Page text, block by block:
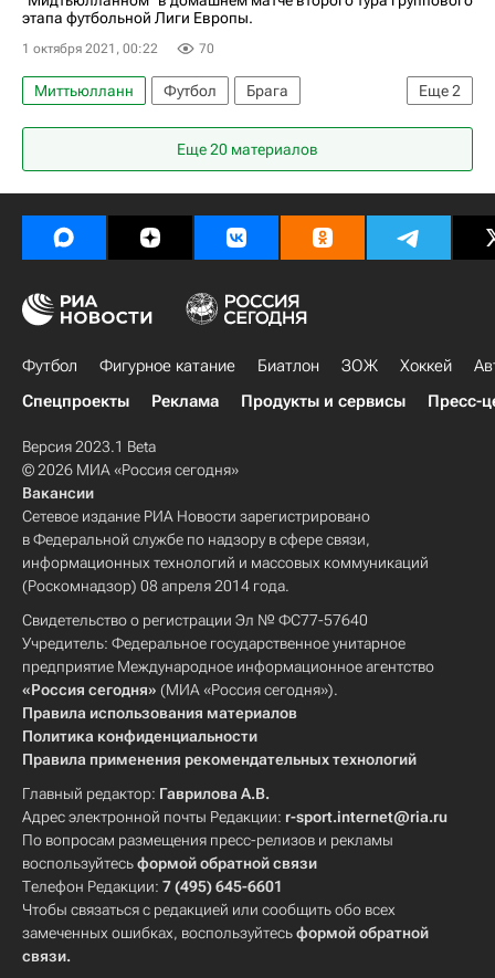
этапа футбольной Лиги Европы.
1 октября 2021, 00:22 70
Еще2
Миттьюлланн Футбол
Брага
Рикарду Орта
Жуниньо
Еще 20 материалов
Футбол Фигурное катание Биатлон ЗОЖ Хоккей
Спецпроекты
Реклама Продукты и сервисы Пресс-
Версия 2023.1 Beta
© 2026 МИА «Россия сегодня»
Вакансии
Сетевое издание РИА Новости зарегистрировано
в Федеральной службе по надзору в сфере связи,
информационных технологий и массовых коммуникаций
(Роскомнадзор) 08 апреля 2014 года.
Свидетельство о регистрации Эл № ФС77-57640
Учредитель: Федеральное государственное унитарное
предприятие Международное информационное агентство
«Россия сегодня» (МИА «Россия сегодня»).
Правила использования материалов
Политика конфиденциальности
Правила применения рекомендательных технологий
Главный редактор: Гаврилова А.В.
Адрес электронной почты Редакции: r-sport.internet@ria.ru
По вопросам размещения пресс-релизов и рекламы
воспользуйтесьформой обратной связи
Телефон Редакции: 7 (495) 645-6601
Чтобы связаться с редакцией или сообщить обо всех
замеченных ошибках, воспользуйтесьформой обратной
связи.